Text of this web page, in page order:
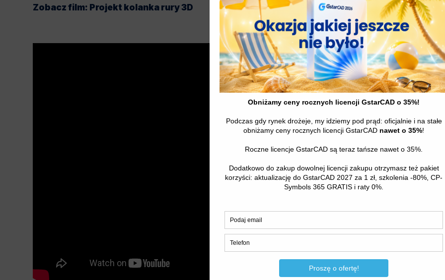
Zobacz film: Projekt kolanka rury 3D